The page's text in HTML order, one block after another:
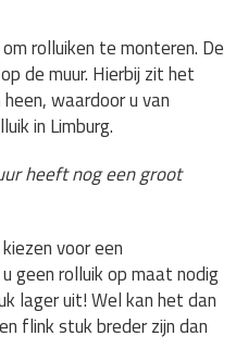
rolluiken te monteren. De
de muur. Hierbij zit het
waardoor u van
in Limburg.
heeft nog een groot
voor een
geen rolluik op maat nodig
lager uit! Wel kan het dan
flink stuk breder zijn dan